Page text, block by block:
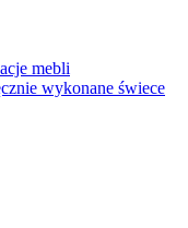
mebli
wykonane świece